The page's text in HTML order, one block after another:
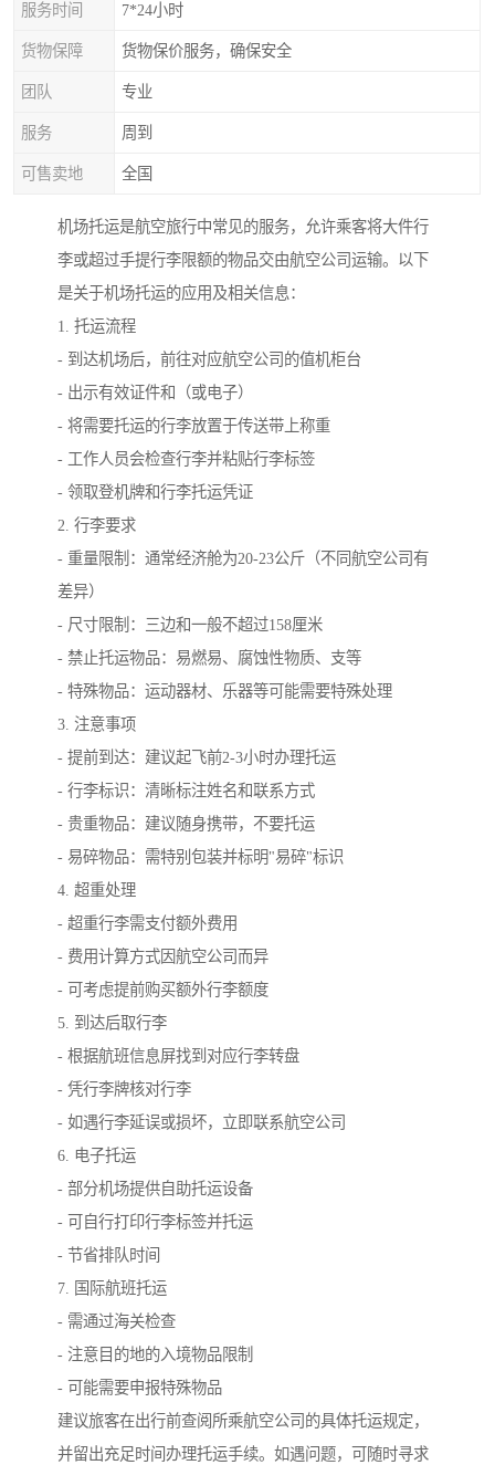
服务时间 7*24小时
货物保障 货物保价服务，确保安全
团队 专业
服务 周到
可售卖地 全国
机场托运是航空旅行中常见的服务，允许乘客将大件行
李或超过手提行李限额的物品交由航空公司运输。以下
是关于机场托运的应用及相关信息：
1. 托运流程
- 到达机场后，前往对应航空公司的值机柜台
- 出示有效证件和（或电子）
- 将需要托运的行李放置于传送带上称重
- 工作人员会检查行李并粘贴行李标签
- 领取登机牌和行李托运凭证
2. 行李要求
- 重量限制：通常经济舱为20-23公斤（不同航空公司有
差异）
- 尺寸限制：三边和一般不超过158厘米
- 禁止托运物品：易燃易、腐蚀性物质、支等
- 特殊物品：运动器材、乐器等可能需要特殊处理
3. 注意事项
- 提前到达：建议起飞前2-3小时办理托运
- 行李标识：清晰标注姓名和联系方式
- 贵重物品：建议随身携带，不要托运
- 易碎物品：需特别包装并标明"易碎"标识
4. 超重处理
- 超重行李需支付额外费用
- 费用计算方式因航空公司而异
- 可考虑提前购买额外行李额度
5. 到达后取行李
- 根据航班信息屏找到对应行李转盘
- 凭行李牌核对行李
- 如遇行李延误或损坏，立即联系航空公司
6. 电子托运
- 部分机场提供自助托运设备
- 可自行打印行李标签并托运
- 节省排队时间
7. 国际航班托运
- 需通过海关检查
- 注意目的地的入境物品限制
- 可能需要申报特殊物品
建议旅客在出行前查阅所乘航空公司的具体托运规定，
并留出充足时间办理托运手续。如遇问题，可随时寻求